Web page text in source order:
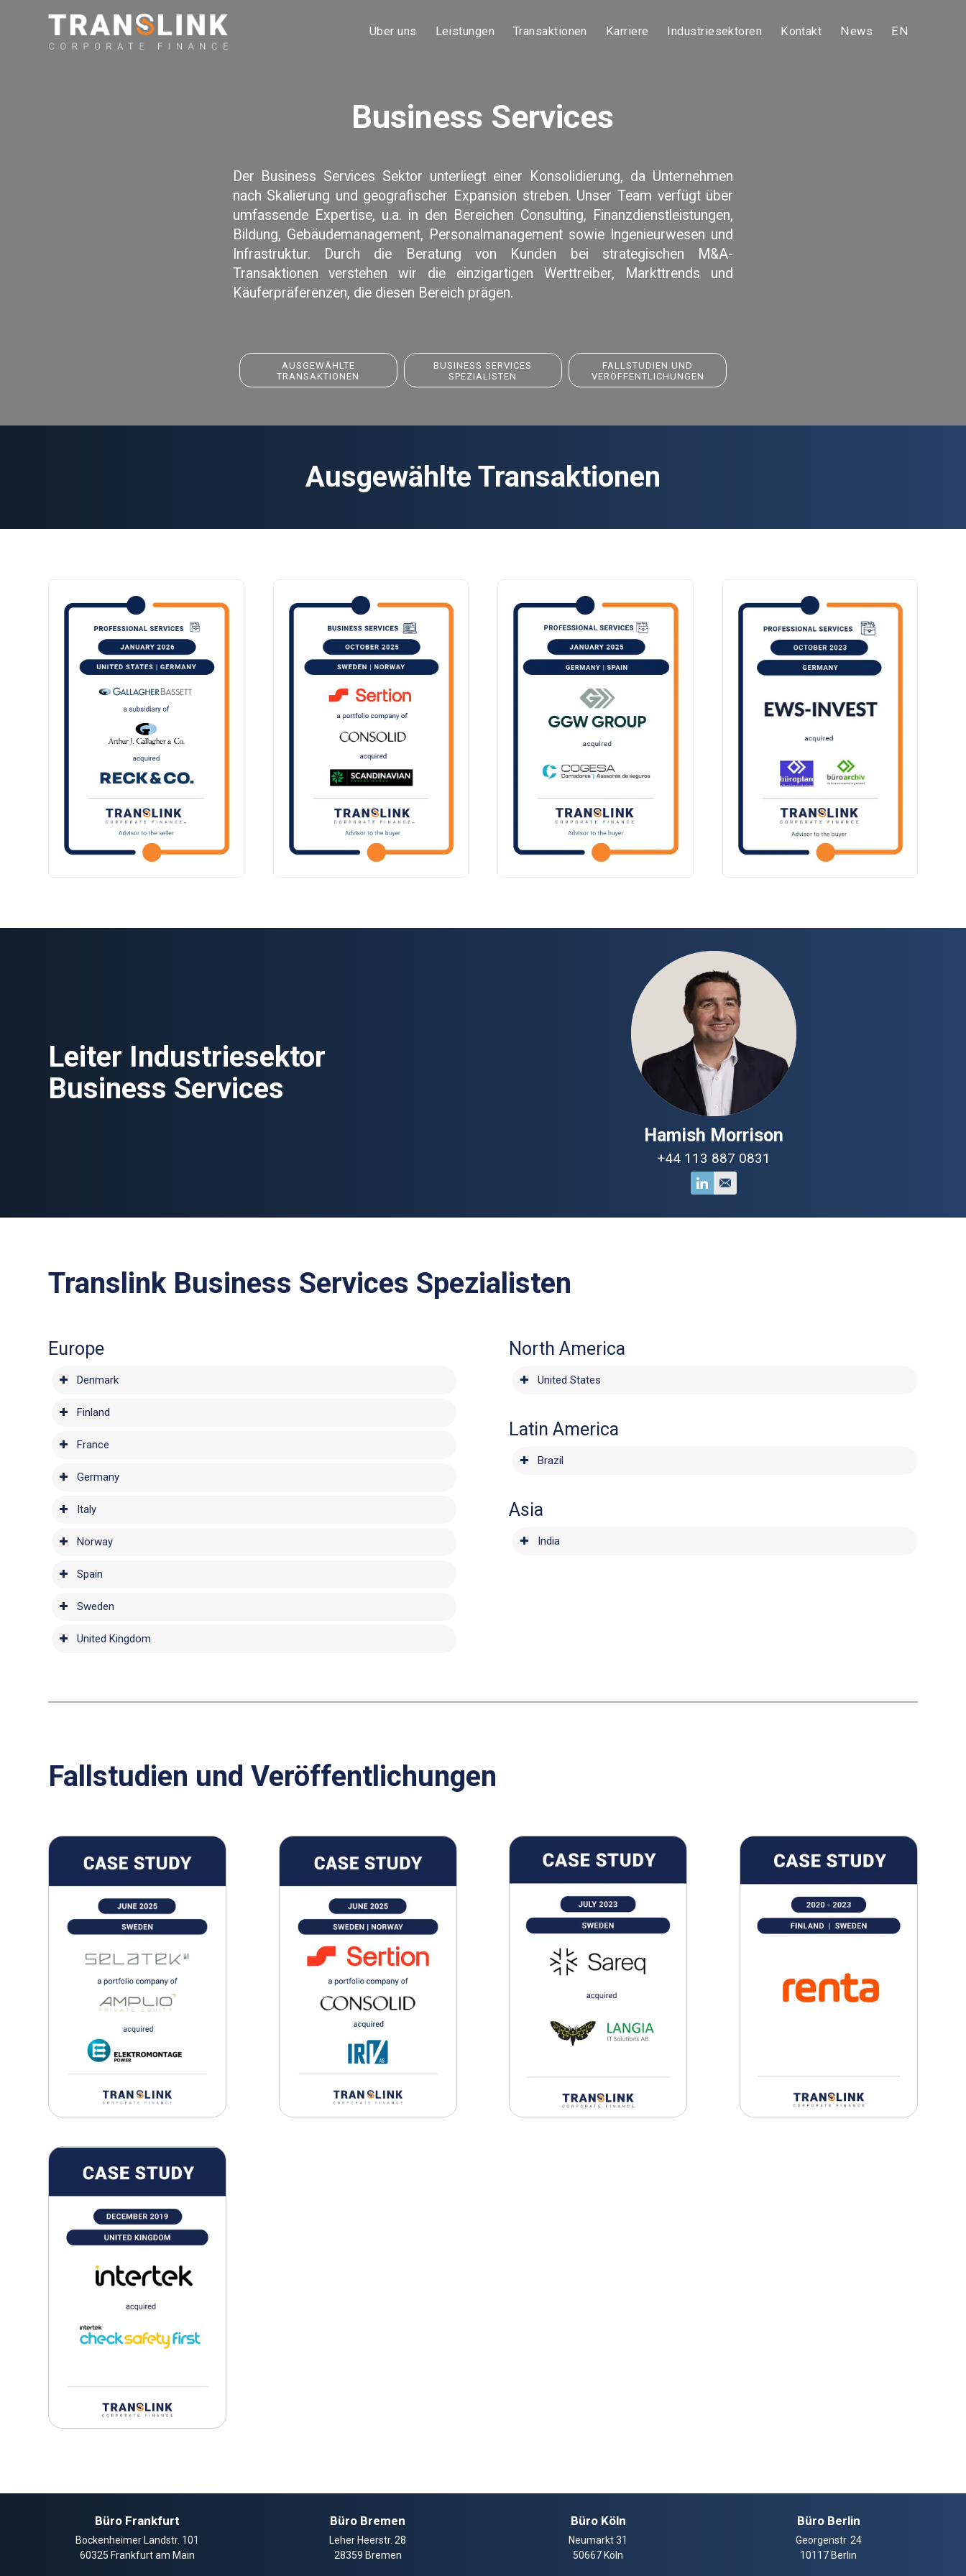
Über uns Leistungen Transaktionen Karriere Industriesektoren Kontakt News EN
Business Services
Der Business Services Sektor unterliegt einer Konsolidierung, da Unternehmen
nach Skalierung und geografischer Expansion streben. Unser Team verfügt über
umfassende Expertise, u.a. in den Bereichen Consulting, Finanzdienstleistungen,
Bildung, Gebäudemanagement, Personalmanagement sowie Ingenieurwesen und
Infrastruktur. Durch die Beratung von Kunden bei strategischen M&A-
Transaktionen verstehen wir die einzigartigen Werttreiber, Markttrends und
Käuferpräferenzen, die diesen Bereich prägen.
AUSGEWÄHLTE
TRANSAKTIONEN
BUSINESS SERVICES
SPEZIALISTEN
FALLSTUDIEN UND
VERÖFFENTLICHUNGEN
Ausgewählte Transaktionen
Leiter Industriesektor
Business Services
Hamish Morrison
+44 113 887 0831
Translink Business Services Spezialisten
Europe
Denmark
Finland
France
Germany
Italy
Norway
Spain
Sweden
United Kingdom
North America
United States
Latin America
Brazil
Asia
India
Fallstudien und Veröffentlichungen
Büro Frankfurt
Bockenheimer Landstr. 101
60325 Frankfurt am Main
Büro Bremen
Leher Heerstr. 28
28359 Bremen
Büro Köln
Neumarkt 31
50667 Köln
Büro Berlin
Georgenstr. 24
10117 Berlin